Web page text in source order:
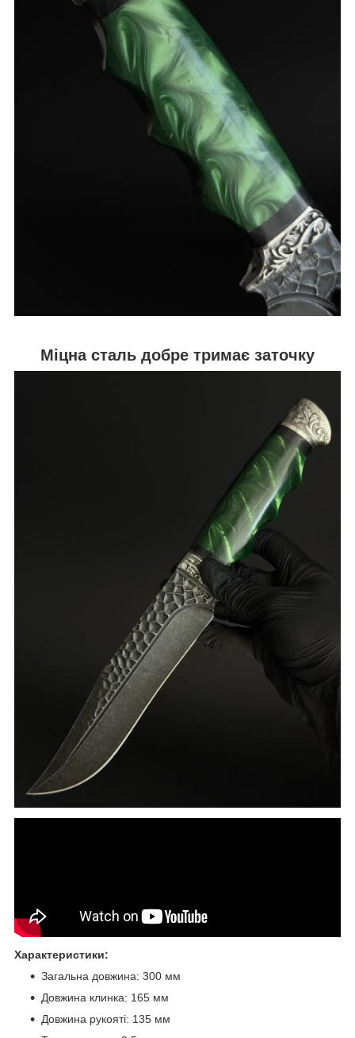
Міцна сталь добре тримає заточку
Характеристики:
Загальна довжина: 300 мм
Довжина клинка: 165 мм
Довжина рукояті: 135 мм